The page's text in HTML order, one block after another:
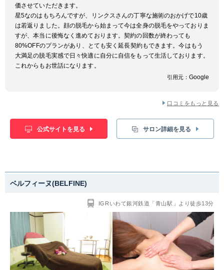
価させていただきます。
星5なのはもちろんですが、リンクスさんの丁寧な施術のおかげで10歳
は若返りました。顔の脱毛から始まって今は全身の脱毛をやっておりま
すが、本当に後悔なく進めております。契約の回数が終わっても
80%OFFのプランがあり、とても安く延長契約もできます。今はもう
大満足の脱毛実感で日々快適に自分に自信をもって生活しております。
これからもお世話になります。
引用元： Google
口コミをもっと見る
公式サイトを見る サロン詳細を見る
ベルフィーヌ(BELFINE)
IGRいわて銀河鉄道「青山駅」より徒歩13分